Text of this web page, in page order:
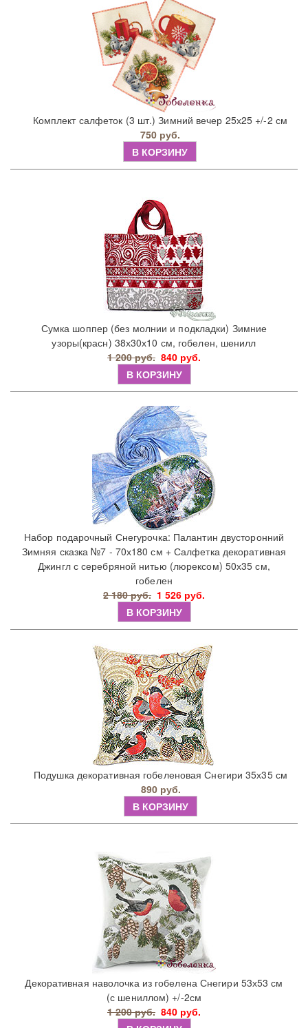
Комплект салфеток (3 шт.) Зимний вечер 25х25 +/-2 см
750 руб.
В КОРЗИНУ
Сумка шоппер (без молнии и подкладки) Зимние
узоры(красн) 38х30х10 см, гобелен, шенилл
1 200 руб. 840 руб.
В КОРЗИНУ
Набор подарочный Снегурочка: Палантин двусторонний
Зимняя сказка №7 - 70х180 см + Салфетка декоративная
Джингл с серебряной нитью (люрексом) 50х35 см,
гобелен
2 180 руб. 1 526 руб.
В КОРЗИНУ
Подушка декоративная гобеленовая Снегири 35х35 см
890 руб.
В КОРЗИНУ
Декоративная наволочка из гобелена Снегири 53х53 см
(с шениллом) +/-2см
1 200 руб. 840 руб.